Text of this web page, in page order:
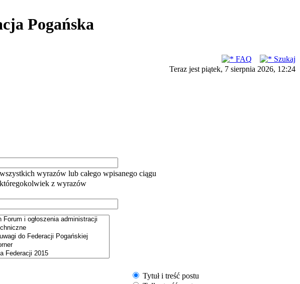
Pogańska
FAQ
Szukaj
Teraz jest piątek, 7 sierpnia 2026, 12:24
wyrazów lub całego wpisanego ciągu
z wyrazów
Tytuł i treść postu